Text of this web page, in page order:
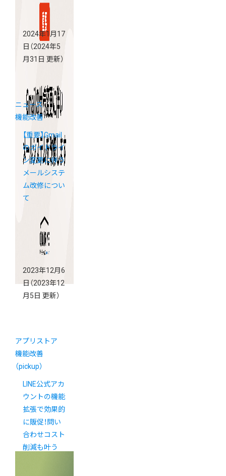
2024年1月17
日 （2024年5
月31日 更新）
ニュース
機能改善
【重要】Gmail
のガイドライ
ン変更に伴う
メールシステ
ム改修につい
て
2023年12月6
日（2023年12
月5日 更新）
アプリストア
機能改善
（pickup）
LINE公式アカ
ウントの機能
拡張で効果的
に販促！問い
合わせコスト
削減も叶う